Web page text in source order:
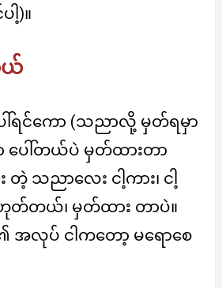
ါ့)။
ယ်
ါ်ရင်ကော (သညာလို့ မှတ်ရမှာ
ပေါ်တယ်ပဲ မှတ်ထားတာ
သညာလေး ငါ့ကား၊ ငါ့
ဟုတ်တယ်၊ မှတ်ထား တာပဲ။
လုပ် ငါကတော့ မရောစေ